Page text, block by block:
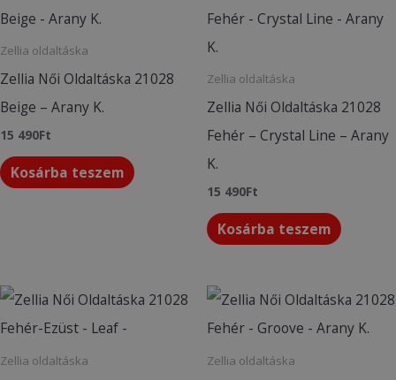
Zellia oldaltáska
Zellia Női Oldaltáska 21028
Beige – Arany K.
15 490Ft
Kosárba teszem
Zellia oldaltáska
Zellia Női Oldaltáska 21028
Fehér – Crystal Line – Arany
K.
15 490Ft
Kosárba teszem
Zellia oldaltáska Zellia oldaltáska